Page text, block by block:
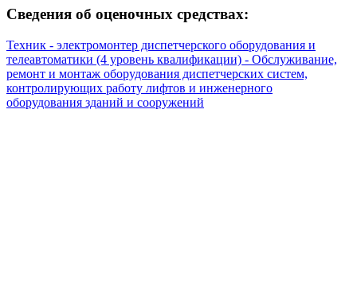
Сведения об оценочных средствах:
Техник - электромонтер диспетчерского оборудования и
телеавтоматики (4 уровень квалификации) - Обслуживание,
ремонт и монтаж оборудования диспетчерских систем,
контролирующих работу лифтов и инженерного
оборудования зданий и сооружений